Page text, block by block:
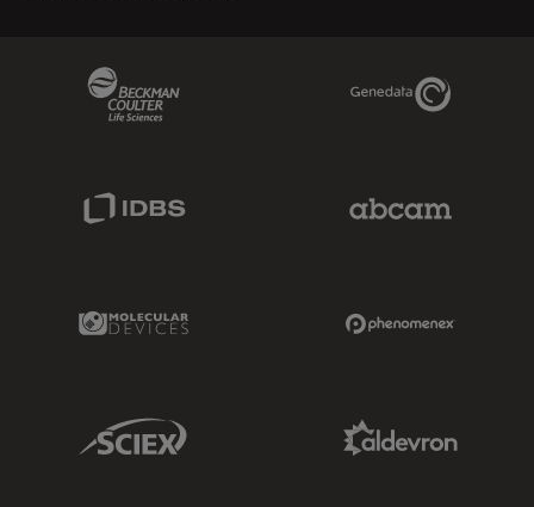
Genedata Link
Molecular Devices Link
Sciex Link